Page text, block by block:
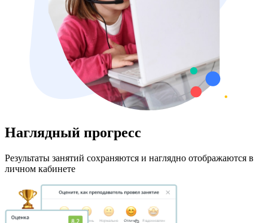
Наглядный прогресс
Результаты занятий сохраняются и наглядно отображаются в
личном кабинете